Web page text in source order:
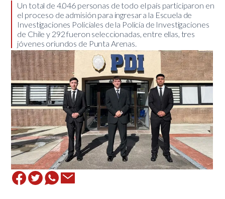
Un total de 4.046 personas de todo el país participaron en
el proceso de admisión para ingresar a la Escuela de
Investigaciones Policiales de la Policía de Investigaciones
de Chile y 292 fueron seleccionadas, entre ellas, tres
jóvenes oriundos de Punta Arenas. ​